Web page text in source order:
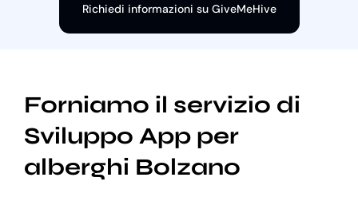
Richiedi informazioni su GiveMeHive
Forniamo il servizio di
Sviluppo App per
alberghi Bolzano